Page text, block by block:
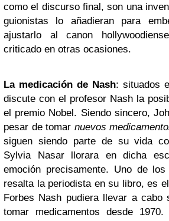
como el discurso final, son una
guionistas lo añadieran para
ajustarlo al canon
criticado en otras ocasiones.
La medicación de Nash: situados
discute con el profesor Nash la
el premio Nobel. Siendo sincero,
pesar de tomar nuevos
siguen siendo parte de su vida
Sylvia Nasar llorara en dicha
emoción precisamente. Uno de
resalta la periodista en su libro, es
Forbes Nash pudiera llevar a cabo
tomar medicamentos desde